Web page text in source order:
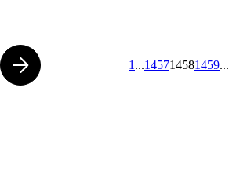
1 ...145714581459...